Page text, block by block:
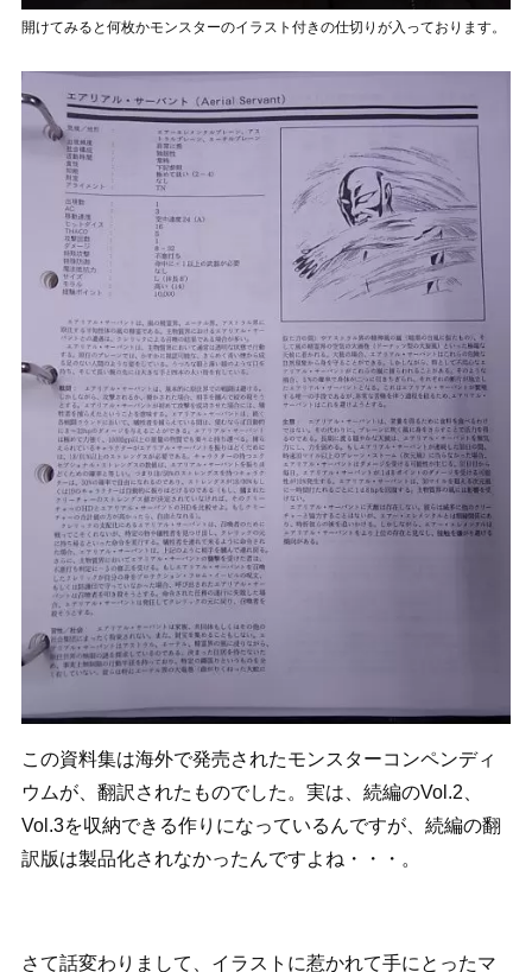
開けてみると何枚かモンスターのイラスト付きの仕切りが入っております。
この資料集は海外で発売されたモンスターコンペンディ
ウムが、翻訳されたものでした。実は、続編のVol.2、
Vol.3を収納できる作りになっているんですが、続編の翻
訳版は製品化されなかったんですよね・・・。
さて話変わりまして、イラストに惹かれて手にとったマ